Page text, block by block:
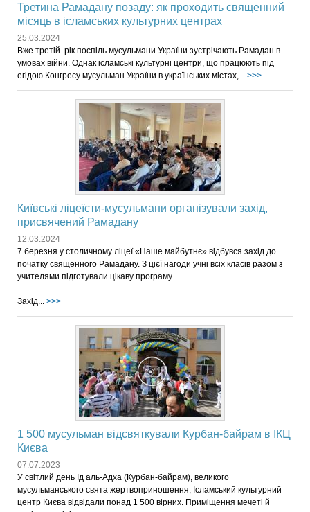
Третина Рамадану позаду: як проходить священний
місяць в ісламських культурних центрах
25.03.2024
Вже третій рік поспіль мусульмани України зустрічають Рамадан в
умовах війни. Однак ісламські культурні центри, що працюють під
егідою Конгресу мусульман України в українських містах,... >>>
Київські ліцеїсти-мусульмани організували захід,
присвячений Рамадану
12.03.2024
7 березня у столичному ліцеї «Наше майбутнє» відбувся захід до
початку священного Рамадану. З цієї нагоди учні всіх класів разом з
учителями підготували цікаву програму.
Захід... >>>
1 500 мусульман відсвяткували Курбан-байрам в ІКЦ
Києва
07.07.2023
У світлий день Ід аль-Адха (Курбан-байрам), великого
мусульманського свята жертвоприношення, Ісламський культурний
центр Києва відвідали понад 1 500 вірних. Приміщення мечеті й